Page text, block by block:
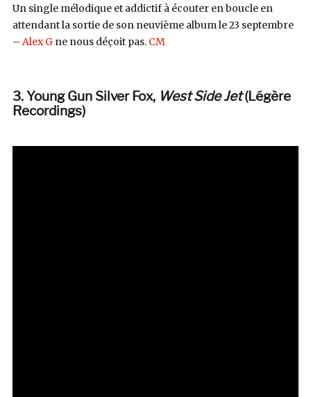
Un single mélodique et addictif à écouter en boucle en
attendant la sortie de son neuvième album le 23 septembre
– Alex Gne nous déçoit pas. CM
3. Young Gun Silver Fox, West Side Jet(Légère
Recordings)